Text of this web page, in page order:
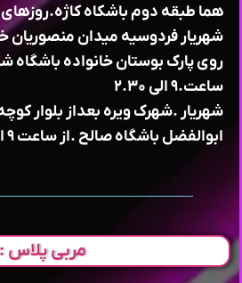
هما طبقه دوم باشکاه
شهریار فردوسیه میدان منصوریان
روی پارک بوستان خانواده باشگاه
ساعت.۹ الی ۲.۳۰
شهریار .شهرک ویره بعداز بلوار
ابوالفضل باشگاه صالح .از ساعت ۹ الی ۴ بعد از ظهر
مربی پلاس :